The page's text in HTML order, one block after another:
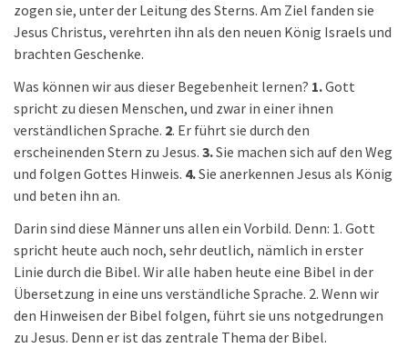
zogen sie, unter der Leitung des Sterns. Am Ziel fanden sie
Jesus Christus, verehrten ihn als den neuen König Israels und
brachten Geschenke.
Was können wir aus dieser Begebenheit lernen? 1.Gott
spricht zu diesen Menschen, und zwar in einer ihnen
verständlichen Sprache. 2. Er führt sie durch den
erscheinenden Stern zu Jesus. 3.Sie machen sich auf den Weg
und folgen Gottes Hinweis. 4.Sie anerkennen Jesus als König
und beten ihn an.
Darin sind diese Männer uns allen ein Vorbild. Denn: 1. Gott
spricht heute auch noch, sehr deutlich, nämlich in erster
Linie durch die Bibel. Wir alle haben heute eine Bibel in der
Übersetzung in eine uns verständliche Sprache. 2. Wenn wir
den Hinweisen der Bibel folgen, führt sie uns notgedrungen
zu Jesus. Denn er ist das zentrale Thema der Bibel.